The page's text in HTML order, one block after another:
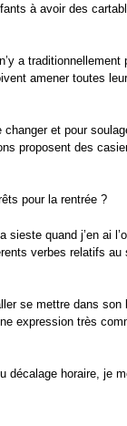
à avoir des
a
amener toutes
changer et pour
proposent des
pour la rentrée ?
sieste quand j’en ai
verbes relatifs au
se mettre dans
expression très
décalage horaire, je